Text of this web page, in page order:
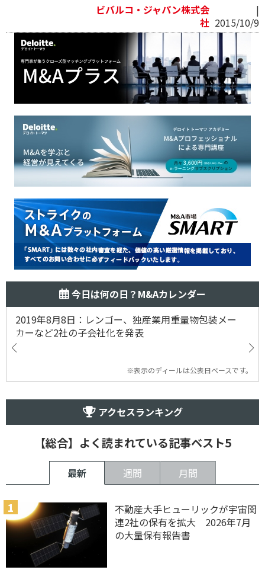
ビバルコ・ジャパン株式会
社
|
2015/10/9
今日は何の日？M&Aカレンダー
2019年8月8日：レンゴー、独産業用重量物包装メー
カーなど2社の子会社化を発表
※表示のディールは公表日ベースです。
アクセスランキング
【総合】よく読まれている記事ベスト5
最新 週間 月間
不動産大手ヒューリックが宇宙関
連2社の保有を拡大 2026年7月
の大量保有報告書